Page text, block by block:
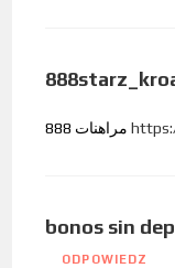
مراهنات 888
bonos sin
ODPOWIEDZ